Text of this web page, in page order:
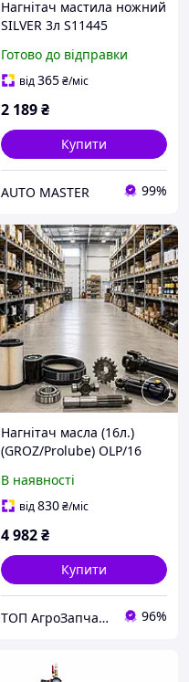
Нагнітач мастила ножний
SILVER 3л S11445
Готово до відправки
від365₴/міс
2 189₴
Купити
AUTO MASTER 99%
Нагнітач масла (16л.)
(GROZ/Prolube) OLP/16
В наявності
від830₴/міс
4 982₴
Купити
ТОП АгроЗапчастина 96%